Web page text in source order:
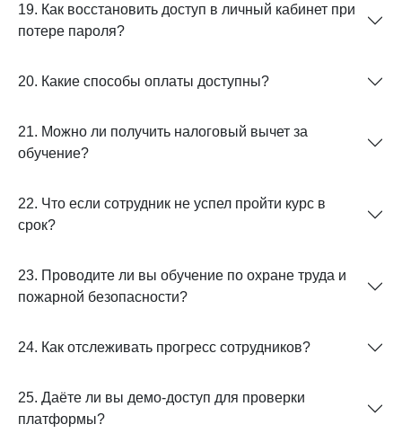
19. Как восстановить доступ в личный кабинет при
потере пароля?
20. Какие способы оплаты доступны?
21. Можно ли получить налоговый вычет за
обучение?
22. Что если сотрудник не успел пройти курс в
срок?
23. Проводите ли вы обучение по охране труда и
пожарной безопасности?
24. Как отслеживать прогресс сотрудников?
25. Даёте ли вы демо-доступ для проверки
платформы?